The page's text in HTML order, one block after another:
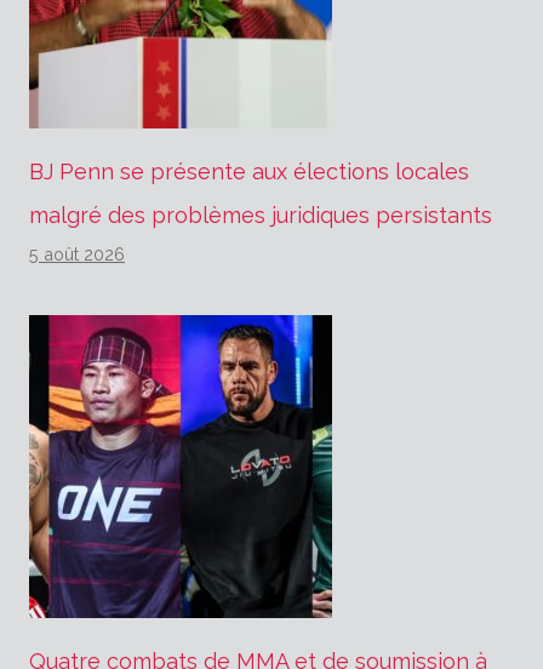
BJ Penn se présente aux élections locales
malgré des problèmes juridiques persistants
5 août 2026
Quatre combats de MMA et de soumission à